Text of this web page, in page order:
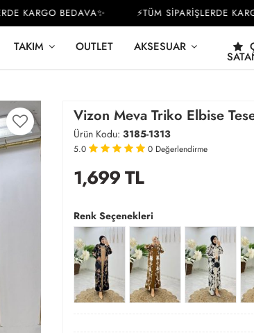
KARGO BEDAVA✨ ⚡TÜM SİPARİŞLERDE KARGO
TAKIM OUTLET AKSESUAR
Vizon Meva Triko Elbise
Ürün Kodu: 3185-1313
5.0 0 Değerlendirme
1,699TL
Renk Seçenekleri